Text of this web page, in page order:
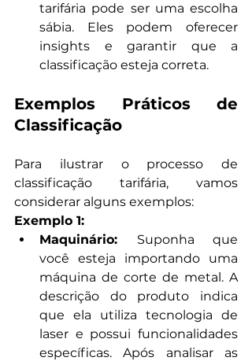
tarifária pode ser uma escolha
sábia. Eles podem oferecer
insights e garantir que a
classificação esteja correta.
Exemplos Práticos de
Classificação
Para ilustrar o processo de
classificação tarifária, vamos
considerar alguns exemplos:
Exemplo 1:
Maquinário: Suponha que
você esteja importando uma
máquina de corte de metal. A
descrição do produto indica
que ela utiliza tecnologia de
laser e possui funcionalidades
específicas. Após analisar as